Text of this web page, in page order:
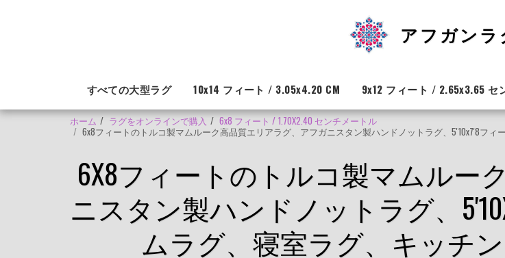
アフガンラ
すべての大型ラグ 10x14 フィート / 3.05x4.20 CM 9x12 フィート / 2.65x3.65 セ
ホーム ラグをオンラインで購入
6x8 フィート / 1.70X2.40 センチメートル
6x8フィートのトルコ製マムルーク高品質エリアラグ、アフガニスタン製ハンドノットラグ、5'10x7'8フィ
6X8フィートのトルコ製マムルー
ニスタン製ハンドノットラグ、
ムラグ、寝室ラグ、キッチ